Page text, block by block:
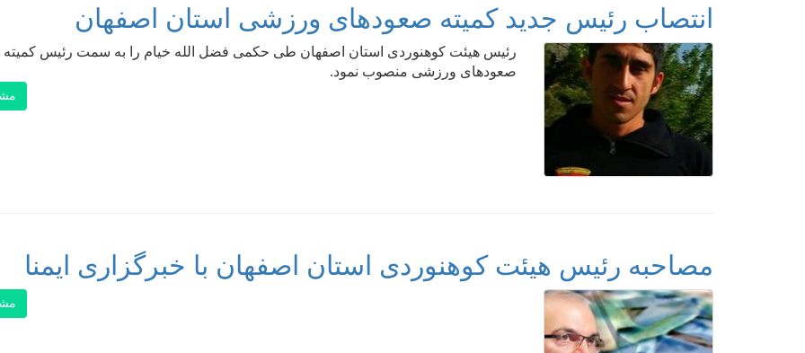
انتصاب رئیس جدید کمیته صعودهای ورزشی استان اصفهان
رئیس هیئت کوهنوردی استان اصفهان طی حکمی فضل الله خیام را به سمت رئیس کمیته
صعودهای ورزشی منصوب نمود.
مصاحبه رئیس هیئت کوهنوردی استان اصفهان با خبرگزاری ایمنا